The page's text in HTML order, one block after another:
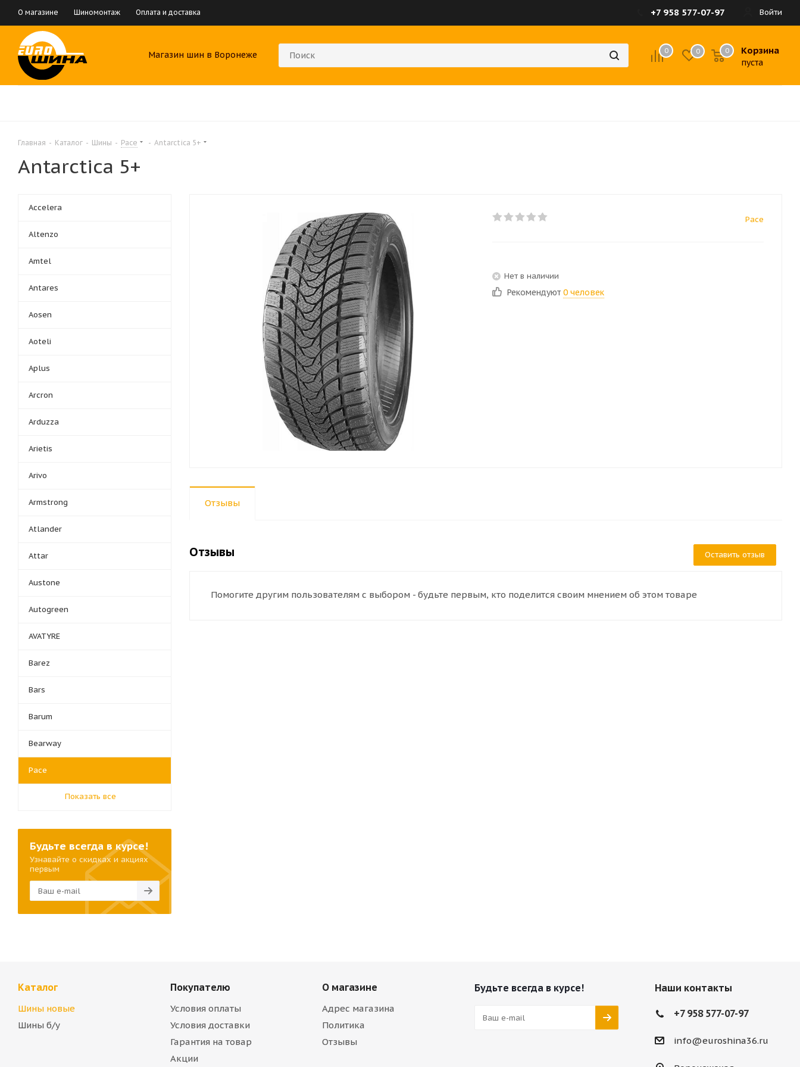
О магазине Шиномонтаж Оплата и доставка Войти
+7 958 577-07-97
Магазин шин в Воронеже 0 0 Корзина
пуста
0
Главная - Каталог - Шины - Pace - Antarctica 5+
Antarctica 5+
Pace
Нет в наличии
Рекомендуют 0 человек
Отзывы
Отзывы Оставить отзыв
Помогите другим пользователям с выбором - будьте первым, кто поделится своим мнением об этом товаре
Accelera
Altenzo
Amtel
Antares
Aosen
Aoteli
Aplus
Arcron
Arduzza
Arietis
Arivo
Armstrong
Atlander
Attar
Austone
Autogreen
AVATYRE
Barez
Bars
Barum
Bearway
Pace
Показать все
Будьте всегда в курсе!
Узнавайте о скидках и акциях
первым
Каталог
Шины новые
Шины б/у
Покупателю
Условия оплаты
Условия доставки
Гарантия на товар
Акции
О магазине
Адрес магазина
Политика
Отзывы
Будьте всегда в курсе! Наши контакты
+7 958 577-07-97
info@euroshina36.ru